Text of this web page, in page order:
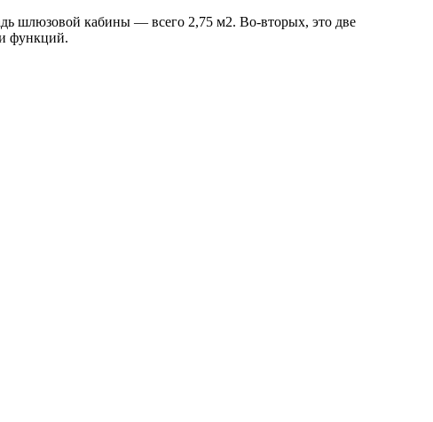
шлюзовой кабины — всего 2,75 м2. Во-вторых, это две
функций.